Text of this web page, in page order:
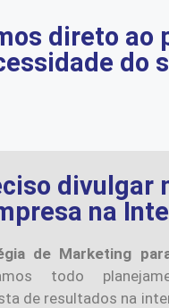
direto ao
do
divulgar
na
de Marketing
todo
de resultados na